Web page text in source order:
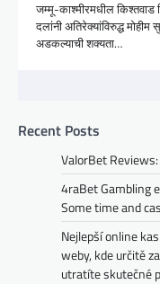
जम्मू-काश्मीरमधील किश्तवाड
दलांनी अतिरेक्यांविरुद्ध
अडकल्याची शक्यता…
Recent Posts
ValorBet
4raBet Gambling
Some time and
Nejlepší online
weby, kde určitě
utratíte skutečné